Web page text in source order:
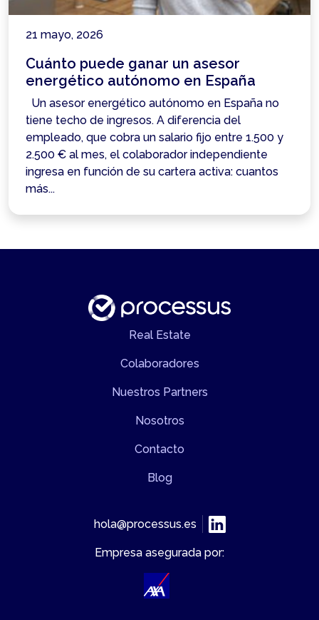
21 mayo, 2026
Cuánto puede ganar un asesor
energético autónomo en España
Un asesor energético autónomo en España no
tiene techo de ingresos. A diferencia del
empleado, que cobra un salario fijo entre 1.500 y
2.500 € al mes, el colaborador independiente
ingresa en función de su cartera activa: cuantos
más...
Real Estate
Colaboradores
Nuestros Partners
Nosotros
Contacto
Blog
hola@processus.es
Empresa asegurada por: